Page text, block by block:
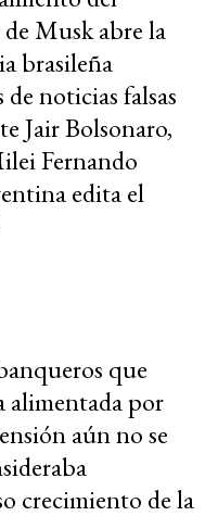
Musk abre la
brasileña
noticias falsas
Jair Bolsonaro,
Fernando
edita el
que
alimentada por
aún no se
crecimiento de la